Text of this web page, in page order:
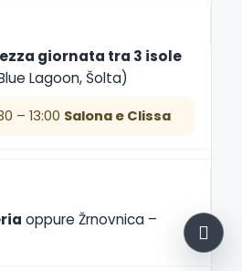
giornata tra 3 isole
Lagoon, Šolta)
– 13:00 Salona e Clissa
oppure Žrnovnica –